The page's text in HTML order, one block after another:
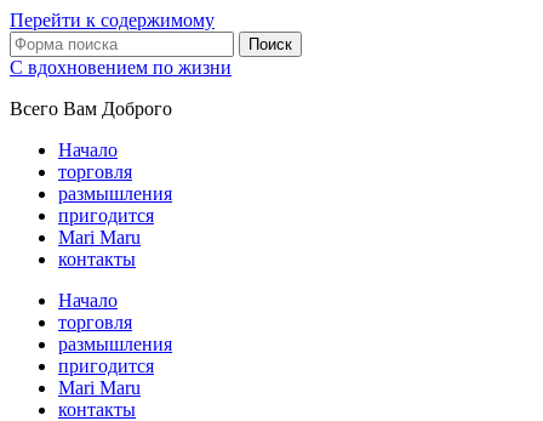
Перейти к содержимому
Поиск
С вдохновением по жизни
Всего Вам Доброго
Начало
торговля
размышления
пригодится
Mari Maru
контакты
Начало
торговля
размышления
пригодится
Mari Maru
контакты